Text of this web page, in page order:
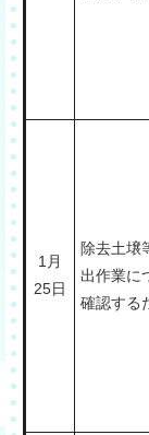
1月
25日
除去土壌
出作業に
確認する